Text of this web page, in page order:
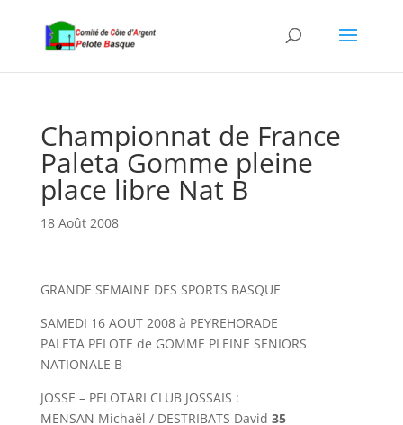
Championnat de France
Paleta Gomme pleine
place libre Nat B
18 Août 2008
GRANDE SEMAINE DES SPORTS BASQUE
SAMEDI 16 AOUT 2008 à PEYREHORADE
PALETA PELOTE de GOMME PLEINE SENIORS
NATIONALE B
JOSSE – PELOTARI CLUB JOSSAIS :
MENSAN Michaël / DESTRIBATS David 35